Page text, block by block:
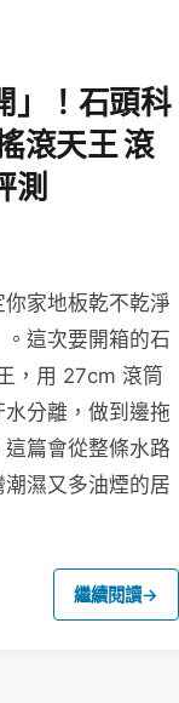
」！石頭科
滾天王 滾
測
家地板乾不乾淨
這次要開箱的石
，用 27cm 滾筒
分離，做到邊拖
篇會從整條水路
濕又多油煙的居
繼續閱讀→